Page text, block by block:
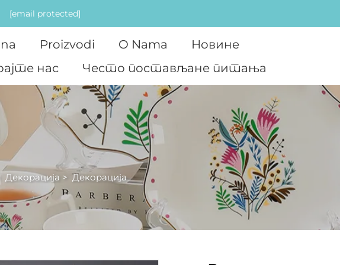
[email protected]
Proizvodi O Nama
Новине
нас
Често постављане питања
Декорација > Декорација